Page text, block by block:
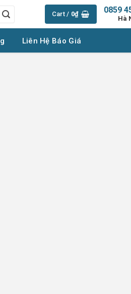
Cart / 0₫ 0859
Hà
Liên Hệ Báo Giá